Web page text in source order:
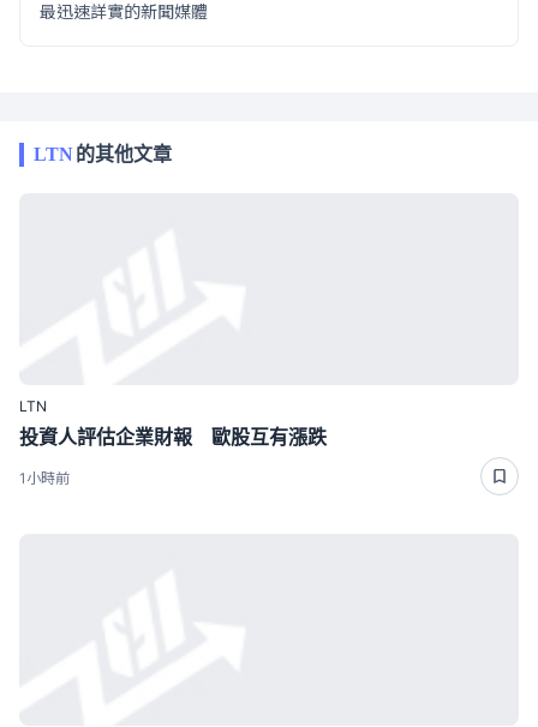
最迅速詳實的新聞媒體
LTN的其他文章
LTN
投資人評估企業財報 歐股互有漲跌
1小時前